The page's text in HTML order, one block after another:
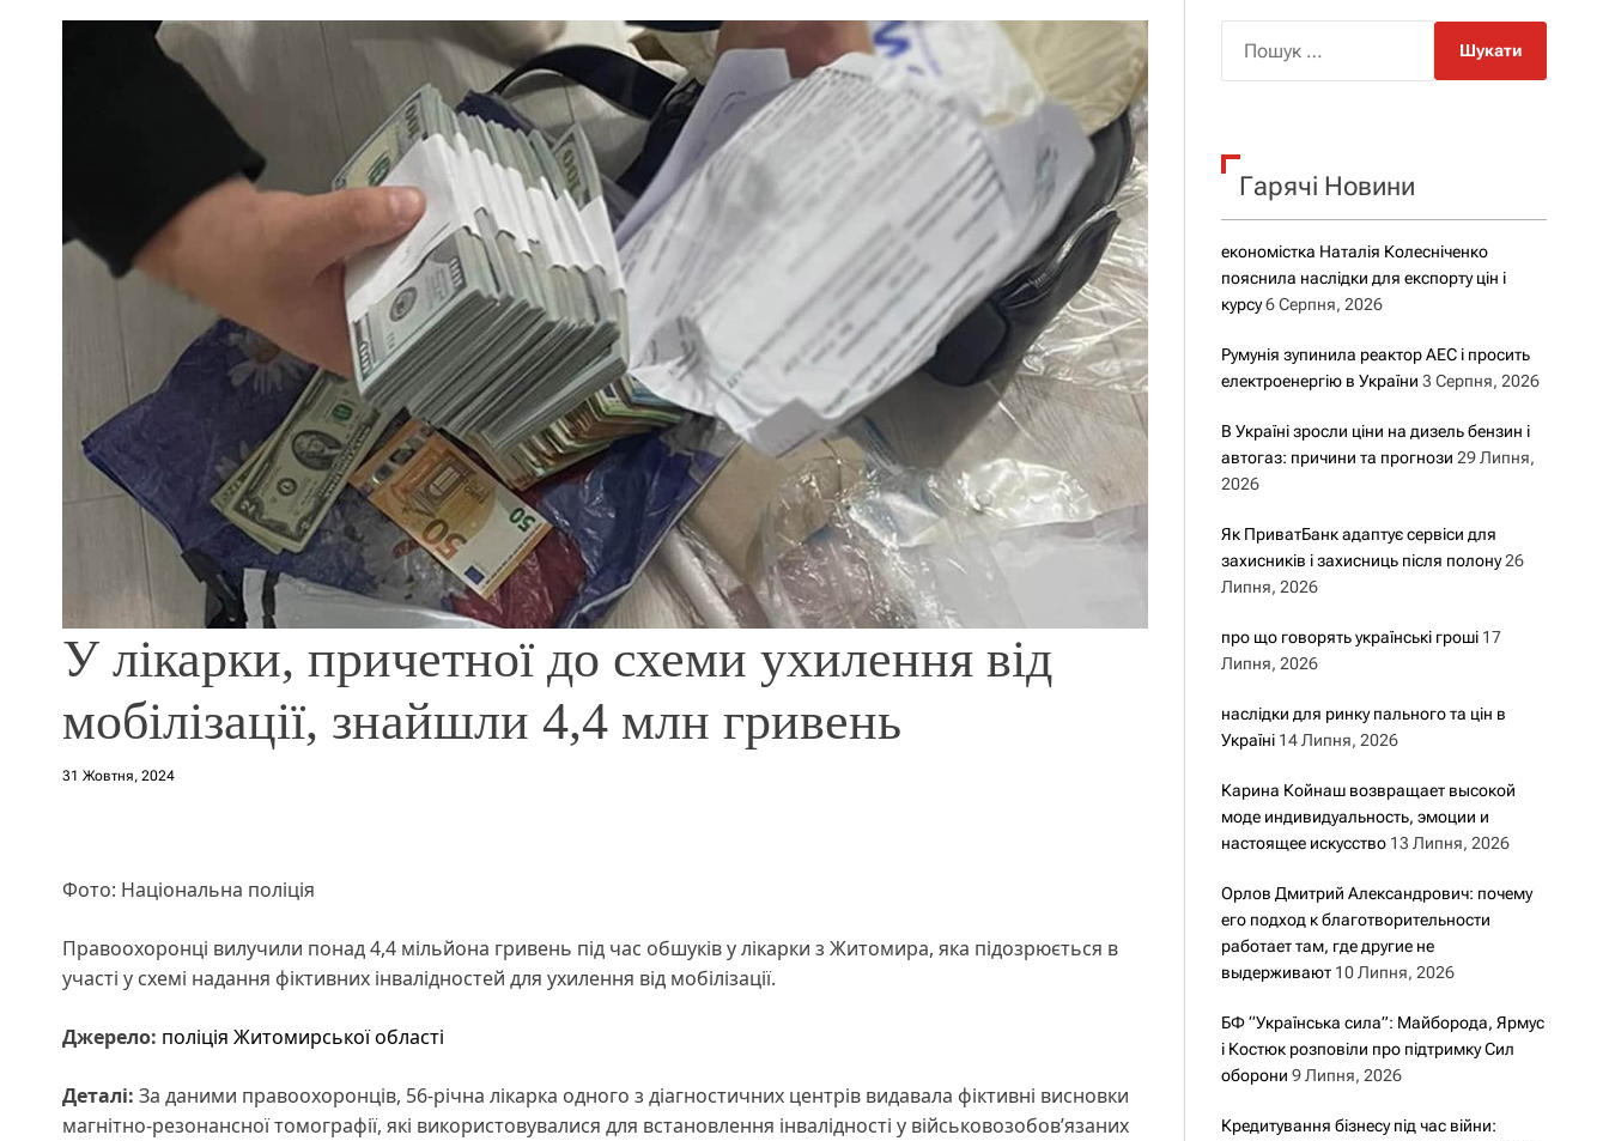
р
о
у
У лікарки, причетної до схеми ухилення від
мобілізації, знайшли 4,4 млн гривень
31 Жовтня, 2024
Фото: Національна поліція
Правоохоронці вилучили понад 4,4 мільйона гривень під час обшуків у лікарки з Житомира, яка підозрюється в
участі у схемі надання фіктивних інвалідностей для ухилення від мобілізації.
Джерело: поліція Житомирської області
Деталі: За даними правоохоронців, 56-річна лікарка одного з діагностичних центрів видавала фіктивні висновки
магнітно-резонансної томографії, які використовувалися для встановлення інвалідності у військовозобов’язаних
к
Гарячі Новини
економістка Наталія Колесніченко
пояснила наслідки для експорту цін і
курсу 6 Серпня, 2026
Румунія зупинила реактор АЕС і просить
електроенергію в України 3 Серпня, 2026
В Україні зросли ціни на дизель бензин і
автогаз: причини та прогнози 29 Липня,
2026
Як ПриватБанк адаптує сервіси для
захисників і захисниць після полону 26
Липня, 2026
про що говорять українські гроші 17
Липня, 2026
наслідки для ринку пального та цін в
Україні 14 Липня, 2026
Карина Койнаш возвращает высокой
моде индивидуальность, эмоции и
настоящее искусство 13 Липня, 2026
Орлов Дмитрий Александрович: почему
его подход к благотворительности
работает там, где другие не
выдерживают 10 Липня, 2026
БФ “Українська сила”: Майборода, Ярмус
і Костюк розповіли про підтримку Сил
оборони 9 Липня, 2026
Кредитування бізнесу під час війни: